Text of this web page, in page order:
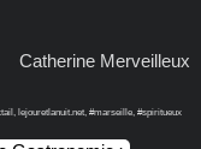
Catherine Merveilleux
lejouretlanuit.net, #marseille, #spiritueux